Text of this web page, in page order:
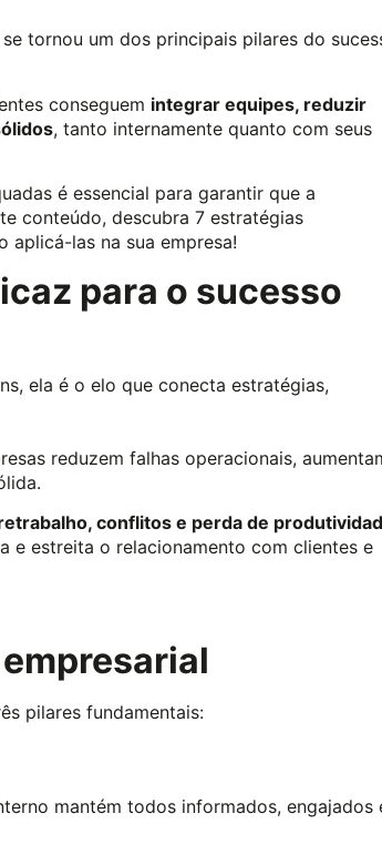
tornou um dos principais pilares do
conseguem integrar equipes, reduzir
, tanto internamente quanto com seus
é essencial para garantir que a
conteúdo, descubra 7 estratégias
aplicá-las na sua empresa!
para o sucesso
ela é o elo que conecta estratégias,
reduzem falhas operacionais,
conflitos e perda de
e estreita o relacionamento com clientes e
pilares fundamentais:
mantém todos informados, engajados